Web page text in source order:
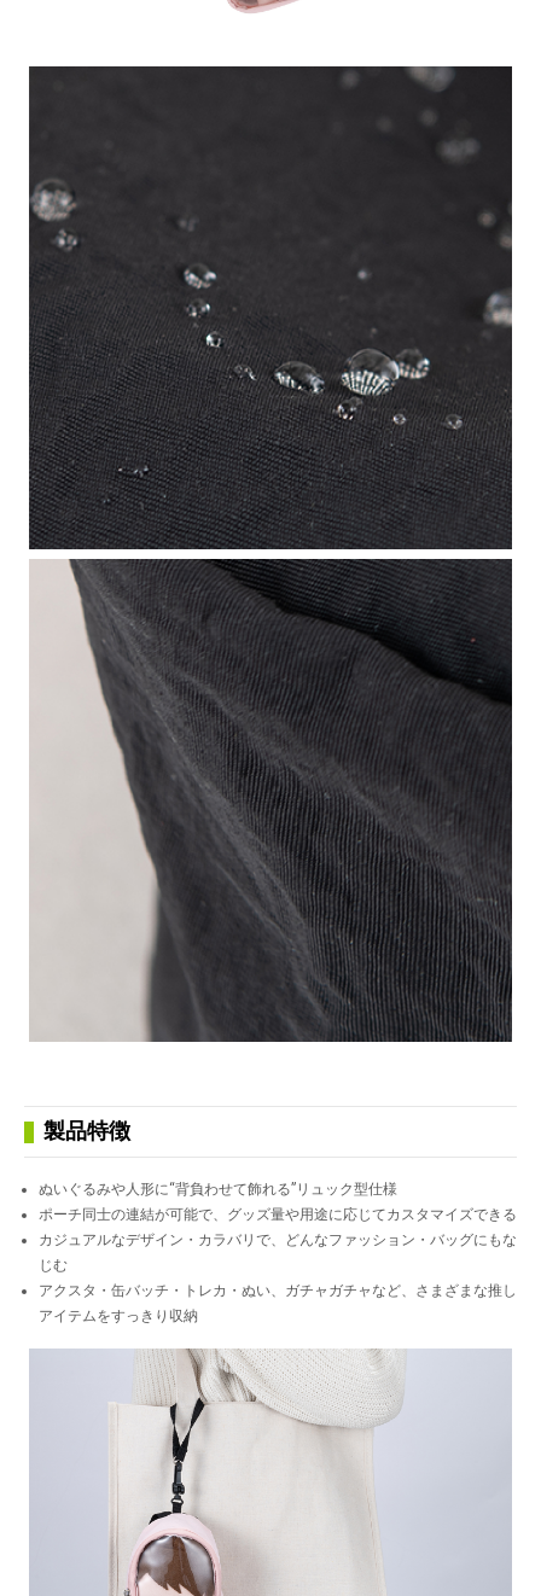
製品特徴
ぬいぐるみや人形に“背負わせて飾れる”リュック型仕様
ポーチ同士の連結が可能で、グッズ量や用途に応じてカスタマイズできる
カジュアルなデザイン・カラバリで、どんなファッション・バッグにもな
じむ
アクスタ・缶バッチ・トレカ・ぬい、ガチャガチャなど、さまざまな推し
アイテムをすっきり収納